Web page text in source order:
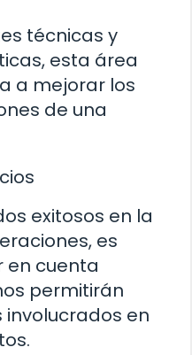
técnicas y
esta área
a mejorar los
de una
exitosos en la
es
cuenta
permitirán
en